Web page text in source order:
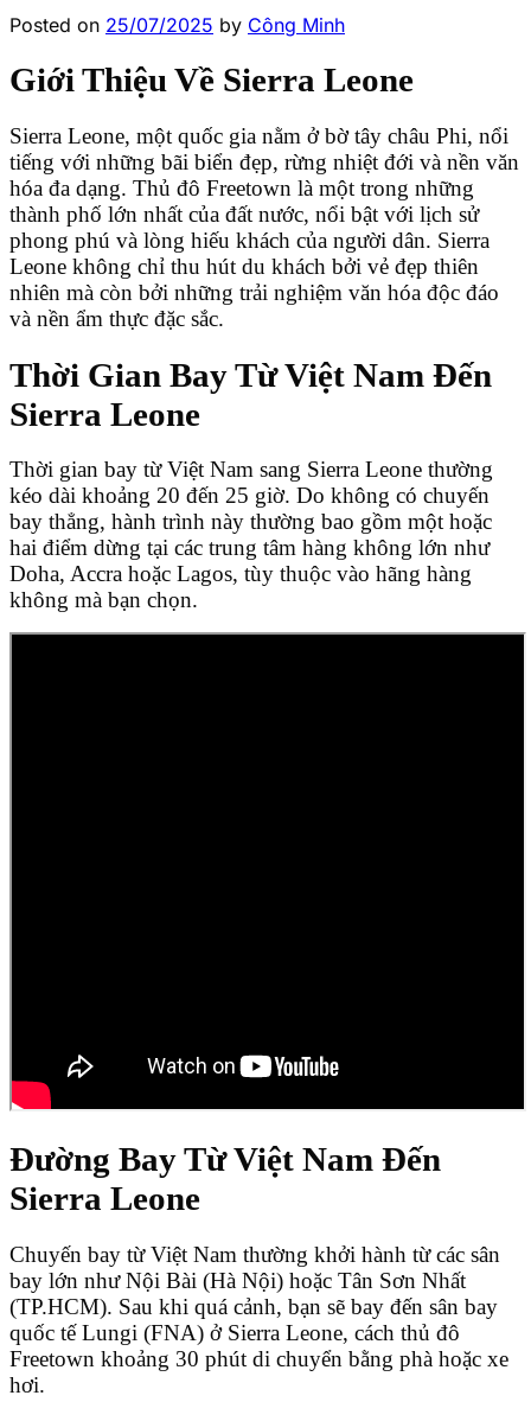
Posted on 25/07/2025 by Công Minh
Giới Thiệu Về Sierra Leone
Sierra Leone, một quốc gia nằm ở bờ tây châu Phi, nổi
tiếng với những bãi biển đẹp, rừng nhiệt đới và nền văn
hóa đa dạng. Thủ đô Freetown là một trong những
thành phố lớn nhất của đất nước, nổi bật với lịch sử
phong phú và lòng hiếu khách của người dân. Sierra
Leone không chỉ thu hút du khách bởi vẻ đẹp thiên
nhiên mà còn bởi những trải nghiệm văn hóa độc đáo
và nền ẩm thực đặc sắc.
Thời Gian Bay Từ Việt Nam Đến
Sierra Leone
Thời gian bay từ Việt Nam sang Sierra Leone thường
kéo dài khoảng 20 đến 25 giờ. Do không có chuyến
bay thẳng, hành trình này thường bao gồm một hoặc
hai điểm dừng tại các trung tâm hàng không lớn như
Doha, Accra hoặc Lagos, tùy thuộc vào hãng hàng
không mà bạn chọn.
Đường Bay Từ Việt Nam Đến
Sierra Leone
Chuyến bay từ Việt Nam thường khởi hành từ các sân
bay lớn như Nội Bài (Hà Nội) hoặc Tân Sơn Nhất
(TP.HCM). Sau khi quá cảnh, bạn sẽ bay đến sân bay
quốc tế Lungi (FNA) ở Sierra Leone, cách thủ đô
Freetown khoảng 30 phút di chuyển bằng phà hoặc xe
hơi.